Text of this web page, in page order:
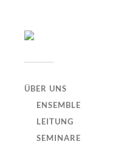
ÜBER UNS
ENSEMBLE
LEITUNG
SEMINARE